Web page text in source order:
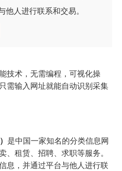
他人进行联系和交易。
技术，无需编程，可视化操
需输入网址就能自动识别采集
是中国一家知名的分类信息网
、租赁、招聘、求职等服务。
息，并通过平台与他人进行联